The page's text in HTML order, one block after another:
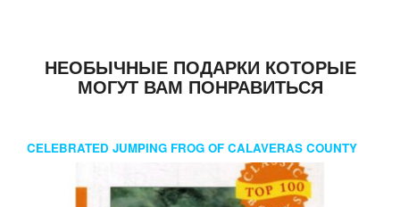
НЕОБЫЧНЫЕ ПОДАРКИ КОТОРЫЕ
МОГУТ ВАМ ПОНРАВИТЬСЯ
CELEBRATED JUMPING FROG OF CALAVERAS COUNTY
AND OTHER TALES = ЗНАМЕНИТАЯ СКАЧУЩАЯ ЛЯГУШКА
ИЗ КАЛАВЕРАСА И ДРУГИЕ ИСТОРИИ: НА АНГЛ.ЯЗ. TWAIN